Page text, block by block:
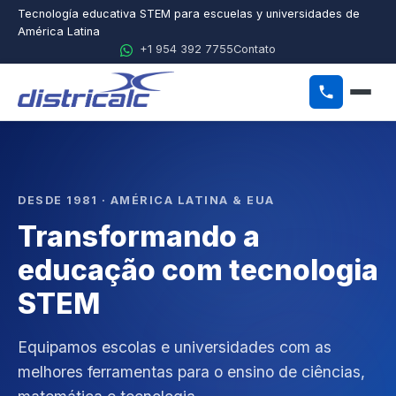
Tecnología educativa STEM para escuelas y universidades de
América Latina
+1 954 392 7755Contato
Início
Sobre a Districalc
STEM
Física
Química
DESDE 1981 · AMÉRICA LATINA & EUA
Transformando a
educação com tecnologia
STEM
Equipamos escolas e universidades com as
melhores ferramentas para o ensino de ciências,